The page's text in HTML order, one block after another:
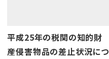
平成25年の税関の知的財
産侵害物品の差止状況につ